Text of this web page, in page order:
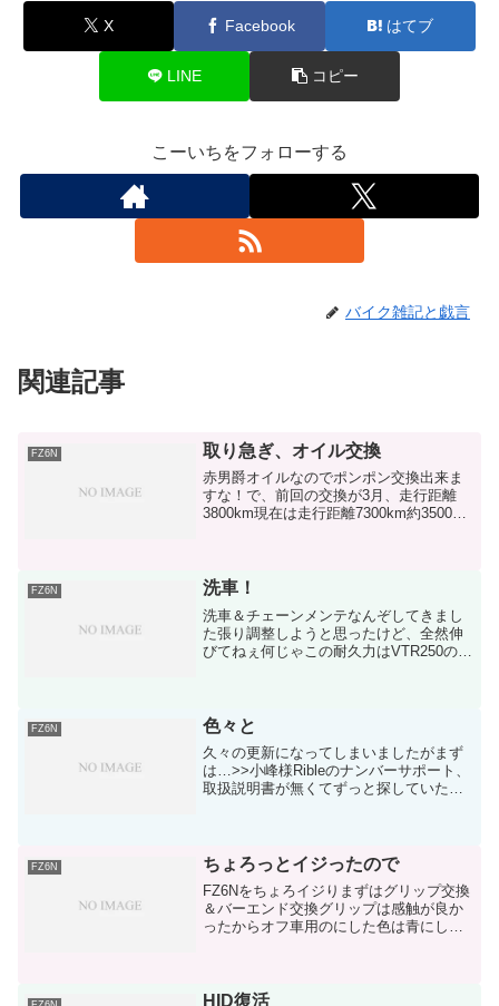
X Facebook はてブ
LINE コピー
こーいちをフォローする
バイク雑記と戯言
関連記事
FZ6N 取り急ぎ、オイル交換
赤男爵オイルなのでポンポン交換出来ま
すな！で、前回の交換が3月、走行距離
3800km現在は走行距離7300km約3500km
たくなっ...
FZ6N 洗車！
洗車＆チェーンメンテなんぞしてきまし
た張り調整しようと思ったけど、全然伸
びてねぇ何じゃこの耐久力はVTR250の時
中洗車終了いや、気...
FZ6N 色々と
久々の更新になってしまいましたがまず
は…>>小峰様Ribleのナンバーサポート、
取扱説明書が無くてずっと探していたの
ゃんと手元にあ...
FZ6N ちょろっとイジったので
FZ6Nをちょろイジりまずはグリップ交換
＆バーエンド交換グリップは感触が良か
ったからオフ車用のにした色は青にしよ
は良いけど右のス...
HID復活